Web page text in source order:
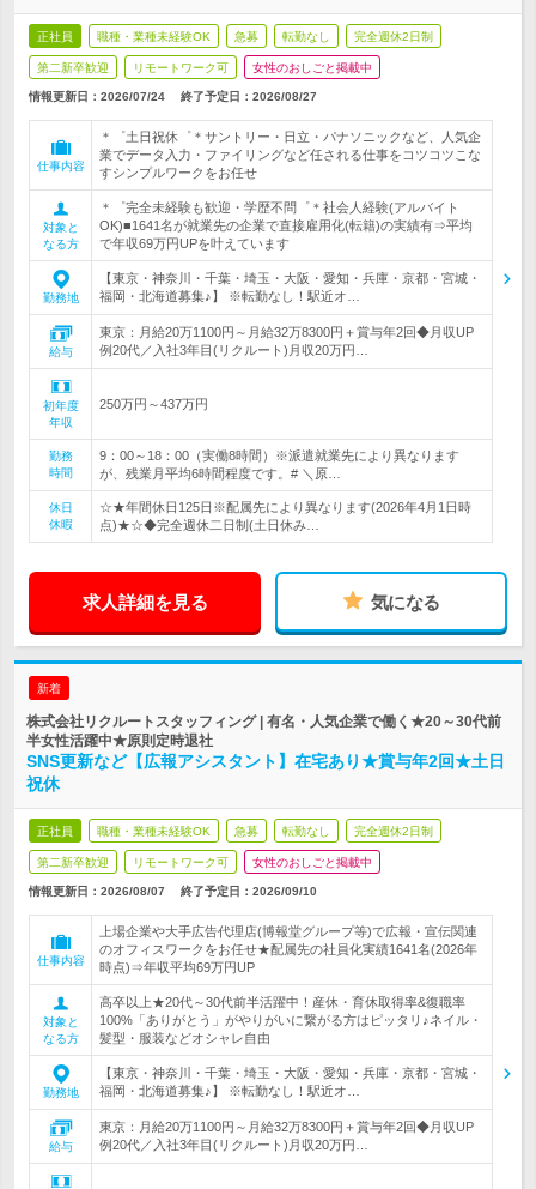
正社員 職種・業種未経験OK 急募 転勤なし 完全週休2日制
第二新卒歓迎 リモートワーク可 女性のおしごと掲載中
情報更新日：2026/07/24 終了予定日： 2026/08/27
仕事内容
＊゜土日祝休゜＊サントリー・日立・パナソニックなど、人気企
業でデータ入力・ファイリングなど任される仕事をコツコツこな
すシンプルワークをお任せ
対象と
なる方
＊゜完全未経験も歓迎・学歴不問゜＊社会人経験(アルバイト
OK)■1641名が就業先の企業で直接雇用化(転籍)の実績有⇒平均
で年収69万円UPを叶えています
勤務地
【東京・神奈川・千葉・埼玉・大阪・愛知・兵庫・京都・宮城・
福岡・北海道募集♪】 ※転勤なし！駅近オ…
給与
東京：月給20万1100円～月給32万8300円＋賞与年2回◆月収UP
例20代／入社3年目(リクルート)月収20万円…
初年度
年収
250万円～437万円
勤務
時間
9：00～18：00（実働8時間）※派遣就業先により異なります
が、残業月平均6時間程度です。# ＼原…
休日
休暇
☆★年間休日125日※配属先により異なります(2026年4月1日時
点)★☆◆完全週休二日制(土日休み…
求人詳細を見る 気になる
新着
株式会社リクルートスタッフィング | 有名・人気企業で働く★20～30代前
半女性活躍中★原則定時退社
SNS更新など【広報アシスタント】在宅あり★賞与年2回★土日
祝休
正社員 職種・業種未経験OK 急募 転勤なし 完全週休2日制
第二新卒歓迎 リモートワーク可 女性のおしごと掲載中
情報更新日：2026/08/07 終了予定日： 2026/09/10
仕事内容
上場企業や大手広告代理店(博報堂グループ等)で広報・宣伝関連
のオフィスワークをお任せ★配属先の社員化実績1641名(2026年
時点)⇒年収平均69万円UP
対象と
なる方
高卒以上★20代～30代前半活躍中！産休・育休取得率&復職率
100%「ありがとう」がやりがいに繋がる方はピッタリ♪ネイル・
髪型・服装などオシャレ自由
勤務地
【東京・神奈川・千葉・埼玉・大阪・愛知・兵庫・京都・宮城・
福岡・北海道募集♪】 ※転勤なし！駅近オ…
給与
東京：月給20万1100円～月給32万8300円＋賞与年2回◆月収UP
例20代／入社3年目(リクルート)月収20万円…